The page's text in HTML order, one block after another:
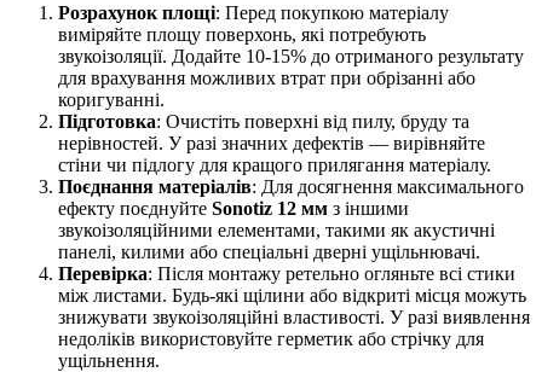
Розрахунок площі: Перед покупкою матеріалу
виміряйте площу поверхонь, які потребують
звукоізоляції. Додайте 10-15% до отриманого результату
для врахування можливих втрат при обрізанні або
коригуванні.
Підготовка: Очистіть поверхні від пилу, бруду та
нерівностей. У разі значних дефектів — вирівняйте
стіни чи підлогу для кращого прилягання матеріалу.
Поєднання матеріалів: Для досягнення максимального
ефекту поєднуйте Sonotiz 12 мм з іншими
звукоізоляційними елементами, такими як акустичні
панелі, килими або спеціальні дверні ущільнювачі.
Перевірка: Після монтажу ретельно огляньте всі стики
між листами. Будь-які щілини або відкриті місця можуть
знижувати звукоізоляційні властивості. У разі виявлення
недоліків використовуйте герметик або стрічку для
ущільнення.